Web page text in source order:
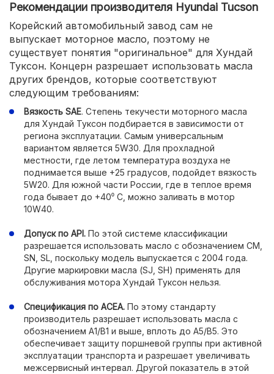
Рекомендации производителя Hyundai Tucson
Корейский автомобильный завод сам не
выпускает моторное масло, поэтому не
существует понятия "оригинальное" для Хундай
Туксон. Концерн разрешает использовать масла
других брендов, которые соответствуют
следующим требованиям:
Вязкость SAE. Степень текучести моторного масла
для Хундай Туксон подбирается в зависимости от
региона эксплуатации. Самым универсальным
вариантом является 5W30. Для прохладной
местности, где летом температура воздуха не
поднимается выше +25 градусов, подойдет вязкость
5W20. Для южной части России, где в теплое время
года бывает до +40⁰ С, можно заливать в мотор
10W40.
Допуск по API. По этой системе классификации
разрешается использовать масло с обозначением CM,
SN, SL, поскольку модель выпускается с 2004 года.
Другие маркировки масла (SJ, SH) применять для
обслуживания мотора Хундай Туксон нельзя.
Спецификация по АСЕА. По этому стандарту
производитель разрешает использовать масла с
обозначением А1/В1 и выше, вплоть до А5/В5. Это
обеспечивает защиту поршневой группы при активной
эксплуатации транспорта и разрешает увеличивать
межсервисный интервал. Другой показатель в этой